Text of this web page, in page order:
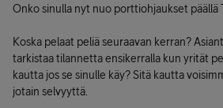
Onko sinulla nyt nuo porttiohjaukset päällä
Koska pelaat peliä seuraavan kerran?
tarkistaa tilannetta ensikerralla kun yrität
kautta jos se sinulle käy? Sitä kautta
jotain selvyyttä.